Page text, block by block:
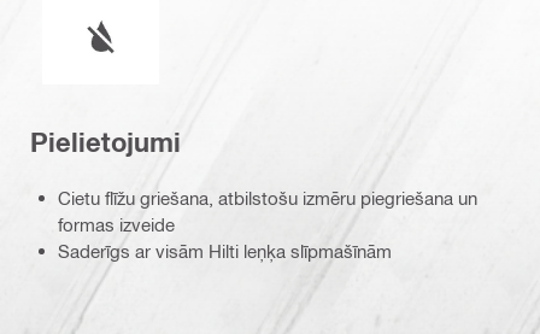
Pielietojumi
Cietu flīžu griešana, atbilstošu izmēru piegriešana un
formas izveide
Saderīgs ar visām Hilti leņķa slīpmašīnām